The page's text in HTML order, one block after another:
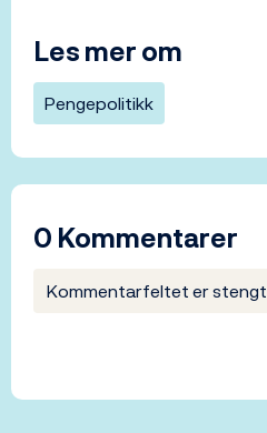
Les mer om
Pengepolitikk
0 Kommentarer
Kommentarfeltet er stengt